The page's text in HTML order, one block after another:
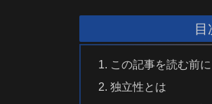
目
この記事を読む前に
独立性とは